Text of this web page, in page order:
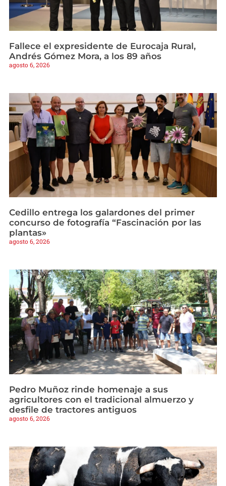
Fallece el expresidente de Eurocaja Rural,
Andrés Gómez Mora, a los 89 años
agosto 6, 2026
Cedillo entrega los galardones del primer
concurso de fotografía “Fascinación por las
plantas»
agosto 6, 2026
Pedro Muñoz rinde homenaje a sus
agricultores con el tradicional almuerzo y
desfile de tractores antiguos
agosto 6, 2026